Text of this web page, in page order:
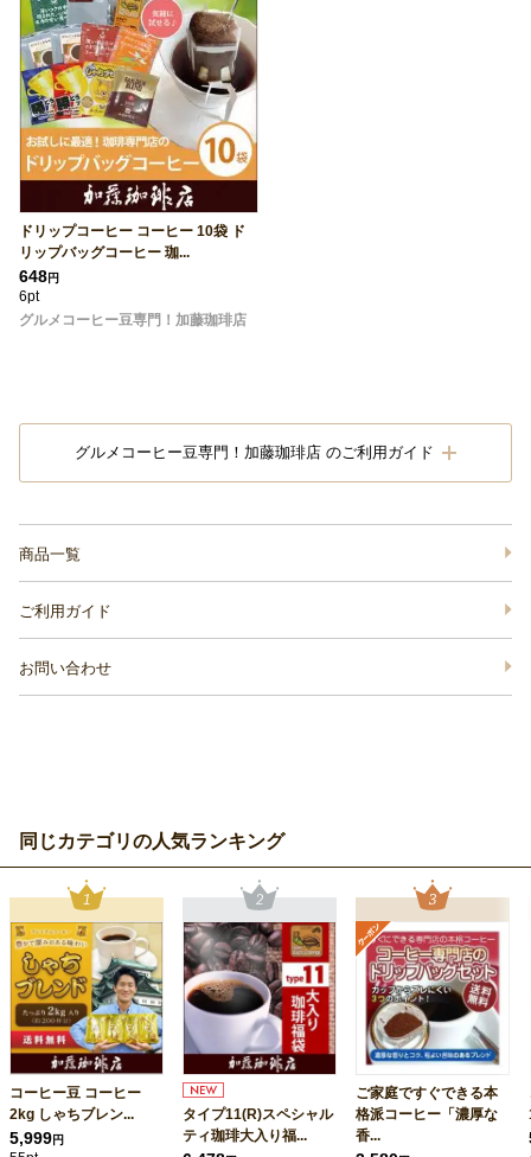
ドリップコーヒー コーヒー 10袋 ド
リップバッグコーヒー 珈...
648円
6pt
グルメコーヒー豆専門！加藤珈琲店
グルメコーヒー豆専門！加藤珈琲店 のご利用ガイド
商品一覧
ご利用ガイド
お問い合わせ
同じカテゴリの人気ランキング
コーヒー豆 コーヒー
2kg しゃちブレン...
5,999円
タイプ11(R)スペシャル
ティ珈琲大入り福...
ご家庭ですぐできる本
格派コーヒー「濃厚な
香...